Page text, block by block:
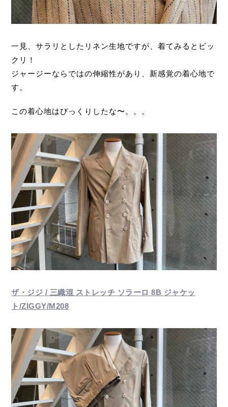
一見、サラリとしたリネン生地ですが、着てみるとビッ
クリ！
ジャージーならではの伸縮性があり、新感覚の着心地で
す。
この着心地はびっくりしたな〜。。。
ザ・ジジ / 三織混 ストレッチ ソラーロ 8B ジャケッ
ト/ZIGGY/M208